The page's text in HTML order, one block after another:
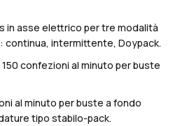
in asse elettrico per tre modalità
continua, intermittente, Doypack.
confezioni al minuto per buste
al minuto per buste a fondo
tipo stabilo-pack.